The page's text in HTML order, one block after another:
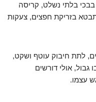
בלתי נשלט, קריסה
בזריקת חפצים, צעקות
לתת חיבוק עוטף ושקט,
אולי דורשים
עצמו.